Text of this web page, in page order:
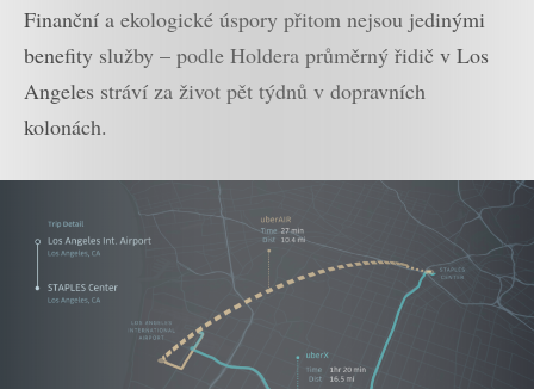
Finanční a ekologické úspory přitom nejsou jedinými
benefity služby – podle Holdera průměrný řidič v Los
Angeles stráví za život pět týdnů v dopravních
kolonách.